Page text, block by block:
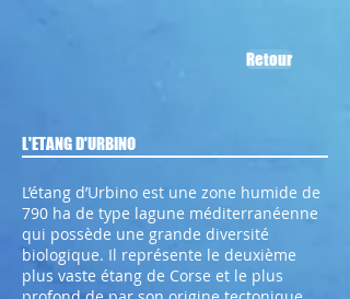
Retour
L'ETANG D'URBINO
L’étang d’Urbino est une zone humide de
790 ha de type lagune méditerranéenne
qui possède une grande diversité
biologique. Il représente le deuxième
plus vaste étang de Corse et le plus